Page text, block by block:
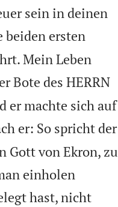
sein in deinen
beiden ersten
Mein Leben
Bote des HERRN
er machte sich auf
er: So spricht der
Gott von Ekron, zu
einholen
hast, nicht